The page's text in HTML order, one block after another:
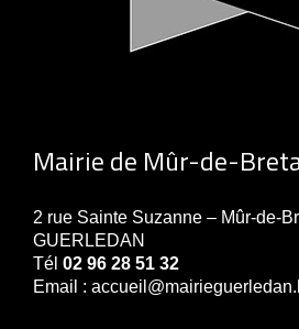
Mairie de Mûr-de-
2 rue Sainte Suzanne – Mûr-de-
GUERLEDAN
Tél 02 96 28 51 32
Email :